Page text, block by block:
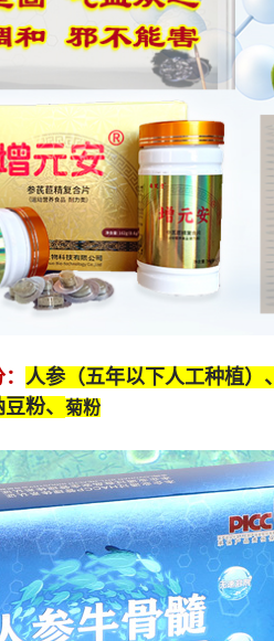
人参（五年以下人工种植）、
粉、 菊粉